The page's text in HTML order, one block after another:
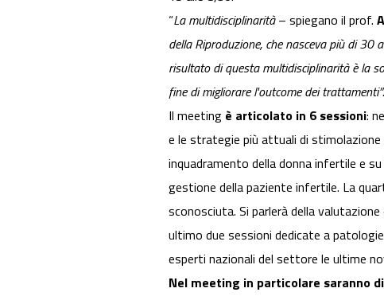
“La multidisciplinarità– spiegano il prof.
della Riproduzione, che nasceva più di 30
risultato di questa multidisciplinarità è la
fine di migliorare l'outcome dei trattamenti”.
Il meeting è articolato in 6 sessioni:
e le strategie più attuali di
inquadramento della donna infertile e
gestione della paziente infertile. La
sconosciuta. Si parlerà della
ultimo due sessioni dedicate a
esperti nazionali del settore le ultime
Nel meeting in particolare saranno